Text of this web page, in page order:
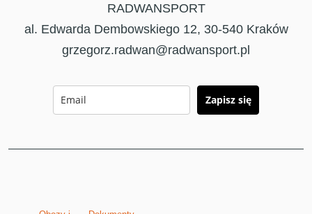
RADWANSPORT
al. Edwarda Dembowskiego 12, 30-540 Kraków
grzegorz.radwan@radwansport.pl
Zapisz się